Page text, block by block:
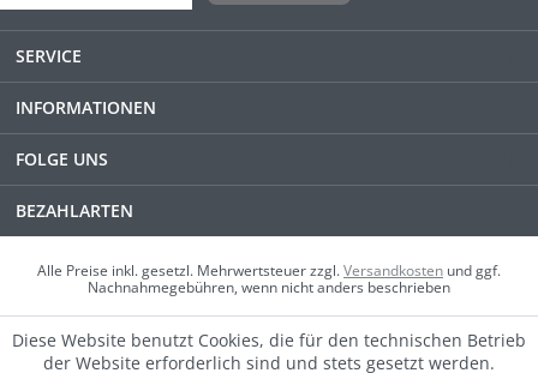
SERVICE
INFORMATIONEN
FOLGE UNS
BEZAHLARTEN
Alle Preise inkl. gesetzl. Mehrwertsteuer zzgl.Versandkosten und ggf.
Nachnahmegebühren, wenn nicht anders beschrieben
Diese Website benutzt Cookies, die für den technischen Betrieb
der Website erforderlich sind und stets gesetzt werden.